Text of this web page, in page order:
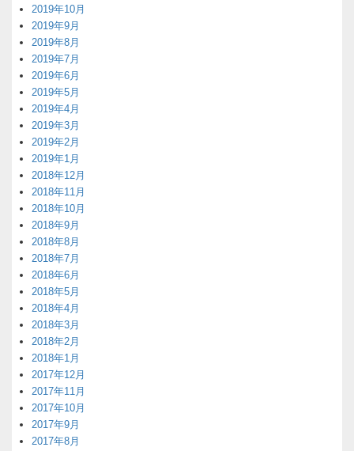
2019年10月
2019年9月
2019年8月
2019年7月
2019年6月
2019年5月
2019年4月
2019年3月
2019年2月
2019年1月
2018年12月
2018年11月
2018年10月
2018年9月
2018年8月
2018年7月
2018年6月
2018年5月
2018年4月
2018年3月
2018年2月
2018年1月
2017年12月
2017年11月
2017年10月
2017年9月
2017年8月